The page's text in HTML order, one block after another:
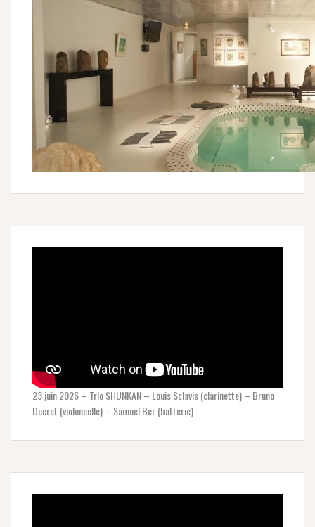
23 juin 2026 – Trio SHUNKAN – Louis Sclavis (clarinette) – Bruno
Ducret (violoncelle) – Samuel Ber (batterie).